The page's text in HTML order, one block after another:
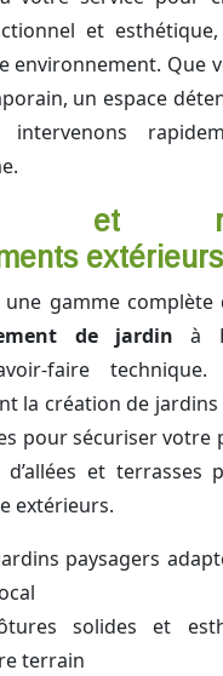
et
environnement. Que
un espace
et
gamme complète
de jardin à
faire technique.
la création de jardins
pour sécuriser votre
et terrasses
extérieurs.
paysagers
solides et
terrain